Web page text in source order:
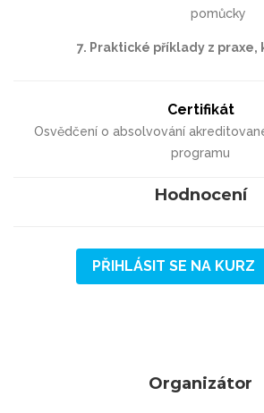
pomůcky
7. Praktické příklady z praxe,
Certifikát
Osvědčení o absolvování
programu
Hodnocení
PŘIHLÁSIT SE NA KURZ
Organizátor